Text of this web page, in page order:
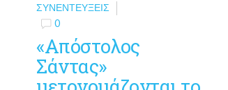
ΣΥΝΕΝΤΕΎΞΕΙΣ
0
«Απόστολος
Σάντας»